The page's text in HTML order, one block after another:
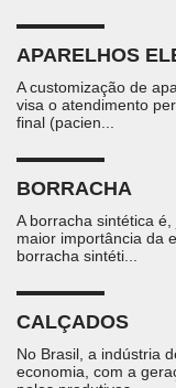
APARELHOS
A customização de
visa o atendimento
final (pacien...
BORRACHA
A borracha sintética
maior importância da
borracha sintéti...
CALÇADOS
No Brasil, a indústria
economia, com a